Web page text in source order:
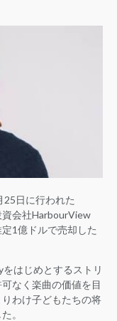
25日に行われた
会社HarbourView
1億ドルで売却した
はじめとするストリ
なく楽曲の価値を目
わけ子どもたちの将
。